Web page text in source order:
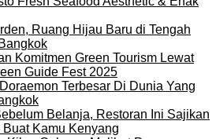
Ruang Hijau Baru di Tengah
Komitmen Green Tourism Lewat
Guide Fest 2025
Terbesar Di Dunia Yang
Belanja, Restoran Ini Sajikan
Kamu Kenyang